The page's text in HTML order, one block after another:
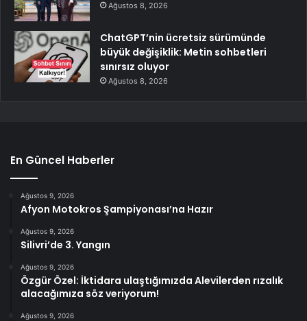
Ağustos 8, 2026
ChatGPT’nin ücretsiz sürümünde
büyük değişiklik: Metin sohbetleri
sınırsız oluyor
Ağustos 8, 2026
En Güncel Haberler
Ağustos 9, 2026
Afyon Motokros Şampiyonası’na Hazır
Ağustos 9, 2026
Silivri’de 3. Yangın
Ağustos 9, 2026
Özgür Özel: İktidara ulaştığımızda Alevilerden rızalık
alacağımıza söz veriyorum!
Ağustos 9, 2026